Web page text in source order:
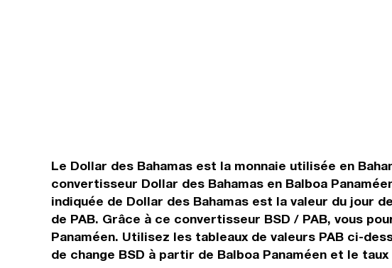
Le Dollar des Bahamas est la monnaie utilisée en
convertisseur Dollar des Bahamas en Balboa
indiquée de Dollar des Bahamas est la valeur du jour
de PAB. Grâce à ce convertisseur BSD / PAB, vous
Panaméen. Utilisez les tableaux de valeurs PAB ci-
de change BSD à partir de Balboa Panaméen et le taux